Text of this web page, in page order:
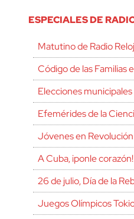
ESPECIALES DE
Matutino de Radio Reloj
Código de las Familias
Elecciones
Efemérides de la
Jóvenes en Revolución
A Cuba, ¡ponle corazón!
26 de julio, Día de la
Juegos Olímpicos